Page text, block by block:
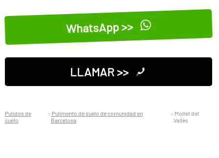
WhatsApp >>
LLAMAR >>
Pulidos de
suelo
Pulimento de suelo de comunidad en
Barcelona
Mollet del
Vallès